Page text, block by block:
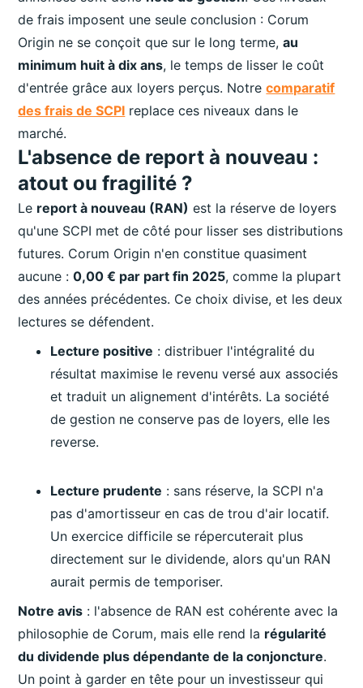
de frais imposent une seule conclusion : Corum
Origin ne se conçoit que sur le long terme,au
minimum huit à dix ans, le temps de lisser le coût
d'entrée grâce aux loyers perçus. Notrecomparatif
des frais de SCPI replace ces niveaux dans le
marché.
L'absence de report à nouveau :
atout ou fragilité ?
Le report à nouveau (RAN) est la réserve de loyers
qu'une SCPI met de côté pour lisser ses distributions
futures. Corum Origin n'en constitue quasiment
aucune :0,00 € par part fin 2025, comme la plupart
des années précédentes. Ce choix divise, et les deux
lectures se défendent.
Lecture positive : distribuer l'intégralité du
résultat maximise le revenu versé aux associés
et traduit un alignement d'intérêts. La société
de gestion ne conserve pas de loyers, elle les
reverse.
Lecture prudente : sans réserve, la SCPI n'a
pas d'amortisseur en cas de trou d'air locatif.
Un exercice difficile se répercuterait plus
directement sur le dividende, alors qu'un RAN
aurait permis de temporiser.
Notre avis : l'absence de RAN est cohérente avec la
philosophie de Corum, mais elle rend la régularité
du dividende plus dépendante de la conjoncture.
Un point à garder en tête pour un investisseur qui